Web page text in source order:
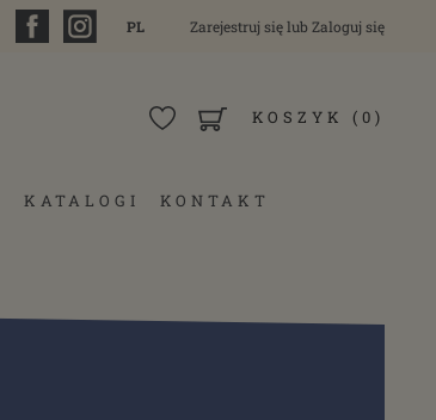
PL Zarejestruj sięlub Zaloguj się
KOSZYK (0)
KATALOGI KONTAKT